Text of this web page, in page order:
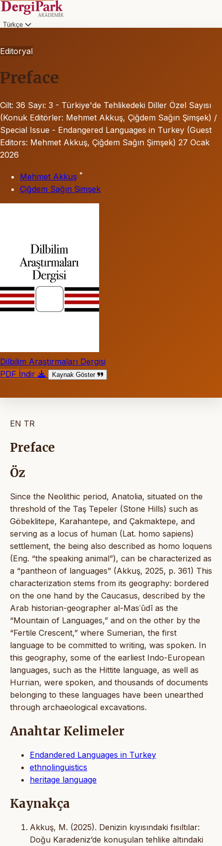
Türkçe
Editoryal
Preface
Cilt: 36 Sayı: 3 - Türkiye'de Tehlikedeki Diller Özel Sayısı
(Konuk Editörler: Mehmet Akkuş, Çiğdem Sağın Şimşek) /
Special Issue - Endangered Languages in Turkey (Guest
Editors: Mehmet Akkuş, Çiğdem Sağın Şimşek) 27 Ocak
2026
Mehmet Akkuş *
Çiğdem Sağın Şimşek
Dilbilim Araştırmaları Dergisi
PDF İndir
Kaynak Göster
EN TR
Preface
Öz
Since the Neolithic period, Anatolia, situated on the
threshold of the Taş Tepeler (Stone Hills) such as
Göbeklitepe, Karahantepe, and Çakmaktepe, and
serving as a locus of human (Lat. homo sapiens)
settlement, the being also described as homo loquens
(Eng. “the speaking animal”), can be characterized as
a “pantheon of languages” (Akkuş, 2025, p. 361) This
characterization stems from its geography: bordered
on the one hand by the Caucasus, described by the
Arab historian-geographer al-Masʿūdī as the
“Mountain of Languages,” and on the other by the
“Fertile Crescent,” where Sumerian, the first
language to be committed to writing, was spoken. In
this geography, some of the earliest Indo-European
languages, such as the Hittite language, as well as
Hurrian, were spoken, and thousands of documents
belonging to these languages have been unearthed
through archaeological excavations.
Anahtar Kelimeler
Endandered Languages in Turkey
ethnolinguistics
heritage language
Kaynakça
Akkuş, M. (2025). Denizin kıyısındaki fısıltılar:
Doğu Karadeniz’de konuşulan tehlike altındaki